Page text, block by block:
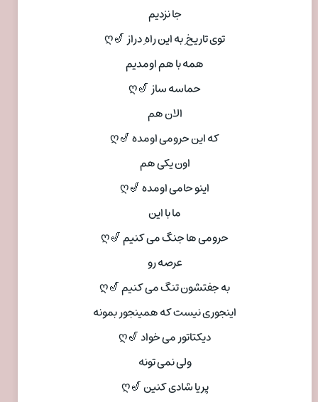
جا نزدیم
توی تاریخ ِ به این راه ِ دراز 🎷ღ
همه با هم اومدیم
حماسه ساز 🎷ღ
الان هم
که این حرومی اومده 🎷ღ
اون یکی هم
اینو حامی اومده 🎷ღ
ما با این
حرومی ها جنگ می کنیم 🎷ღ
عرصه رو
به جفتشون تنگ می کنیم 🎷ღ
اینجوری نیست که همینجور بمونه
دیکتاتور می خواد 🎷ღ
ولی نمی تونه
پریا شادی کنین 🎷ღ